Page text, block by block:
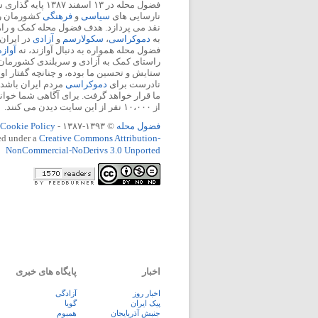
فضول محله در ۱۳
نارسایی های سیاسی و فرهنگیکشورمان
نقد می پردازد. هدف فضول محله کمک و
به دموکراسی، سکولارسم و آزادی در
فضول محله همواره به دنبال آوازند، نه
راستای کمک به آزادی و سربلندی
ستایش و تحسین ما بوده، و چنانچه گفتار
نادرست برای دموکراسی مردم ایران
ما قرار خواهد گرفت. برای آگاهی شما
از ۱۰،۰۰۰ نفر از این سایت دیدن می کنند.
فضول محله © ۱۳۹۳-۱۳۸۷ -
Cookie Policy
under a Creative Commons Attribution-
NonCommercial-NoDerivs 3.0 Unported
اخبار
اخبار روز
پيک ايران
جنبش آذربایجان
پایگاه های خبری
آزادگی
گویا
همبوم